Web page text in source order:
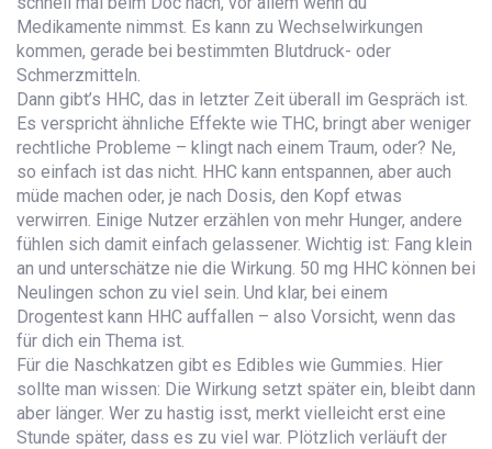
Medikamente nimmst. Es kann zu Wechselwirkungen
kommen, gerade bei bestimmten Blutdruck- oder
Schmerzmitteln.
Dann gibt’s HHC, das in letzter Zeit überall im Gespräch ist.
Es verspricht ähnliche Effekte wie THC, bringt aber weniger
rechtliche Probleme – klingt nach einem Traum, oder? Ne,
so einfach ist das nicht. HHC kann entspannen, aber auch
müde machen oder, je nach Dosis, den Kopf etwas
verwirren. Einige Nutzer erzählen von mehr Hunger, andere
fühlen sich damit einfach gelassener. Wichtig ist: Fang klein
an und unterschätze nie die Wirkung. 50 mg HHC können bei
Neulingen schon zu viel sein. Und klar, bei einem
Drogentest kann HHC auffallen – also Vorsicht, wenn das
für dich ein Thema ist.
Für die Naschkatzen gibt es Edibles wie Gummies. Hier
sollte man wissen: Die Wirkung setzt später ein, bleibt dann
aber länger. Wer zu hastig isst, merkt vielleicht erst eine
Stunde später, dass es zu viel war. Plötzlich verläuft der